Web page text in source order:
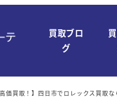
買取ブロ
グ
価買取！】四日市でロレックス買取